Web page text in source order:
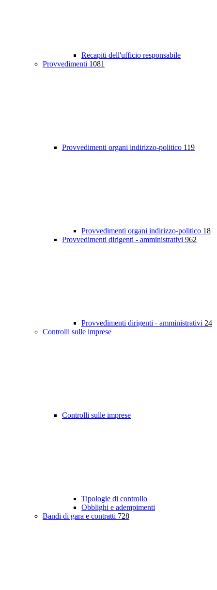
Recapiti dell'ufficio responsabile
Provvedimenti 1081
Provvedimenti organi indirizzo-politico 119
Provvedimenti organi indirizzo-politico 18
Provvedimenti dirigenti - amministrativi 962
Provvedimenti dirigenti - amministrativi 24
Controlli sulle imprese
Controlli sulle imprese
Tipologie di controllo
Obblighi e adempimenti
Bandi di gara e contratti 728